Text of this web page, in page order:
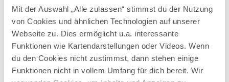
Mit der Auswahl „Alle zulassen“ stimmst du der Nutzung
von Cookies und ähnlichen Technologien auf unserer
Webseite zu. Dies ermöglicht u.a. interessante
Funktionen wie Kartendarstellungen oder Videos. Wenn
du den Cookies nicht zustimmst, dann stehen einige
Funktionen nicht in vollem Umfang für dich bereit. Wir